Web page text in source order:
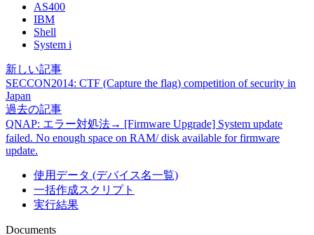
AS400
IBM
Shell
System i
新しい記事
SECCON2014: CTF (Capture the flag) competition of security in
Japan
過去の記事
QNAP: エラー対処法→ [Firmware Upgrade] System update
failed. No enough space on RAM/ disk available for firmware
update.
使用データ (デバイス名一覧)
一括作成スクリプト
実行結果
Documents